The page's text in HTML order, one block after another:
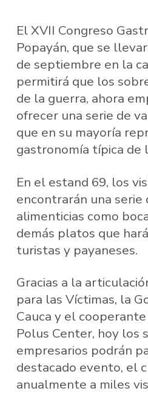
El XVII Congreso
Popayán, que se
de septiembre en la
permitirá que los
de la guerra, ahora
ofrecer una serie de
que en su mayoría
gastronomía típica de
En el estand 69, los
encontrarán una serie
alimenticias como
demás platos que
turistas y payaneses.
Gracias a la
para las Víctimas, la
Cauca y el
Polus Center, hoy los
empresarios podrán
destacado evento, el
anualmente a miles